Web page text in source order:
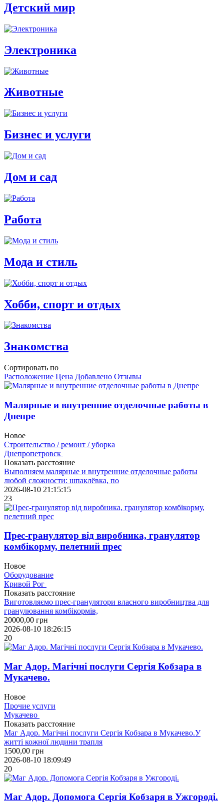
Детский мир
Электроника
Животные
Бизнес и услуги
Дом и сад
Работа
Мода и стиль
Хобби, спорт и отдых
Знакомства
Сортировать по
Расположение Цена Добавлено Отзывы
Малярные и внутренние отделочные работы в
Днепре
Новое
Строительство / ремонт / уборка
Днепропетровск
Показать расстояние
Выполняем малярные и внутренние отделочные работы
любой сложности: шпаклёвка, по
2026-08-10 21:15:15
23
Прес-гранулятор від виробника, гранулятор
комбікорму, пелетний прес
Новое
Оборудование
Кривой Рог
Показать расстояние
Виготовляємо прес-гранулятори власного виробництва для
гранулювання комбікормів,
20000,00 грн
2026-08-10 18:26:15
20
Маг Адор. Магічні послуги Сергія Кобзара в
Мукачево.
Новое
Прочие услуги
Мукачево
Показать расстояние
Маг Адор. Магічні послуги Сергія Кобзара в Мукачево.У
житті кожної людини трапля
1500,00 грн
2026-08-10 18:09:49
20
Маг Адор. Допомога Сергія Кобзаря в Ужгороді.